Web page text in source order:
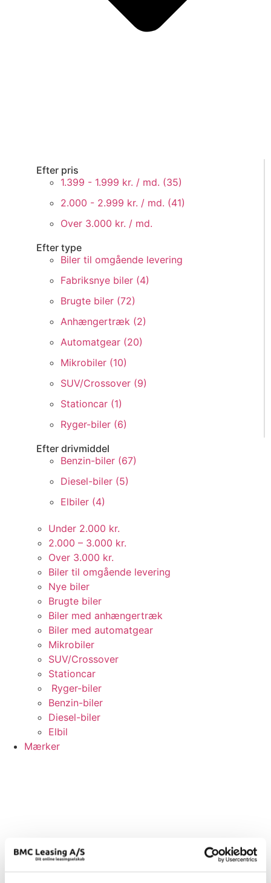
Efter pris
1.399 - 1.999 kr. / md. (35)
2.000 - 2.999 kr. / md. (41)
Over 3.000 kr. / md.
Efter type
Biler til omgående levering
Fabriksnye biler (4)
Brugte biler (72)
Anhængertræk (2)
Automatgear (20)
Mikrobiler (10)
SUV/Crossover (9)
Stationcar (1)
Ryger-biler (6)
Efter drivmiddel
Benzin-biler (67)
Diesel-biler (5)
Elbiler (4)
Under 2.000 kr.
2.000 – 3.000 kr.
Over 3.000 kr.
Biler til omgående levering
Nye biler
Brugte biler
Biler med anhængertræk
Biler med automatgear
Mikrobiler
SUV/Crossover
Stationcar
Ryger-biler
Benzin-biler
Diesel-biler
Elbil
Mærker